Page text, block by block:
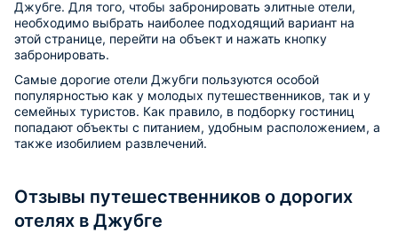
Джубге. Для того, чтобы забронировать элитные отели,
необходимо выбрать наиболее подходящий вариант на
этой странице, перейти на объект и нажать кнопку
забронировать.
Самые дорогие отели Джубги пользуются особой
популярностью как у молодых путешественников, так и у
семейных туристов. Как правило, в подборку гостиниц
попадают объекты с питанием, удобным расположением, а
также изобилием развлечений.
Отзывы путешественников о дорогих
отелях в Джубге